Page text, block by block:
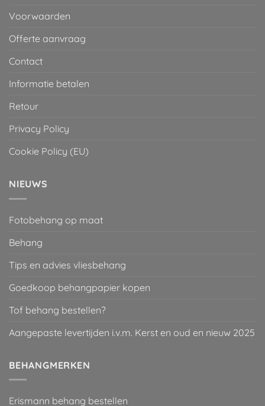
Voorwaarden
Offerte aanvraag
Contact
Informatie betalen
Retour
Privacy Policy
Cookie Policy (EU)
NIEUWS
Fotobehang op maat
Behang
Tips en advies vliesbehang
Goedkoop behangpapier kopen
Tof behang bestellen?
Aangepaste levertijden i.v.m. Kerst en oud en nieuw 2025
BEHANGMERKEN
Erismann behang bestellen